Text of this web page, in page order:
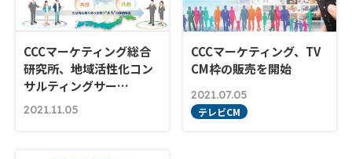
CCCマーケティング総合
研究所、地域活性化コン
サルティングサー…
2021.11.05
CCCマーケティング、TV
CM枠の販売を開始
2021.07.05
テレビCM